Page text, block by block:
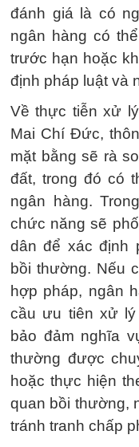
đánh giá là có
ngân hàng có
trước hạn hoặc
định pháp luật và
Về thực tiễn xử
Mai Chí Đức,
mặt bằng sẽ rà
đất, trong đó có
ngân hàng.
chức năng sẽ
dân để xác định
bồi thường. Nếu
hợp pháp, ngân
cầu ưu tiên xử lý
bảo đảm nghĩa
thường được
hoặc thực hiện
quan bồi thường,
tránh tranh chấp